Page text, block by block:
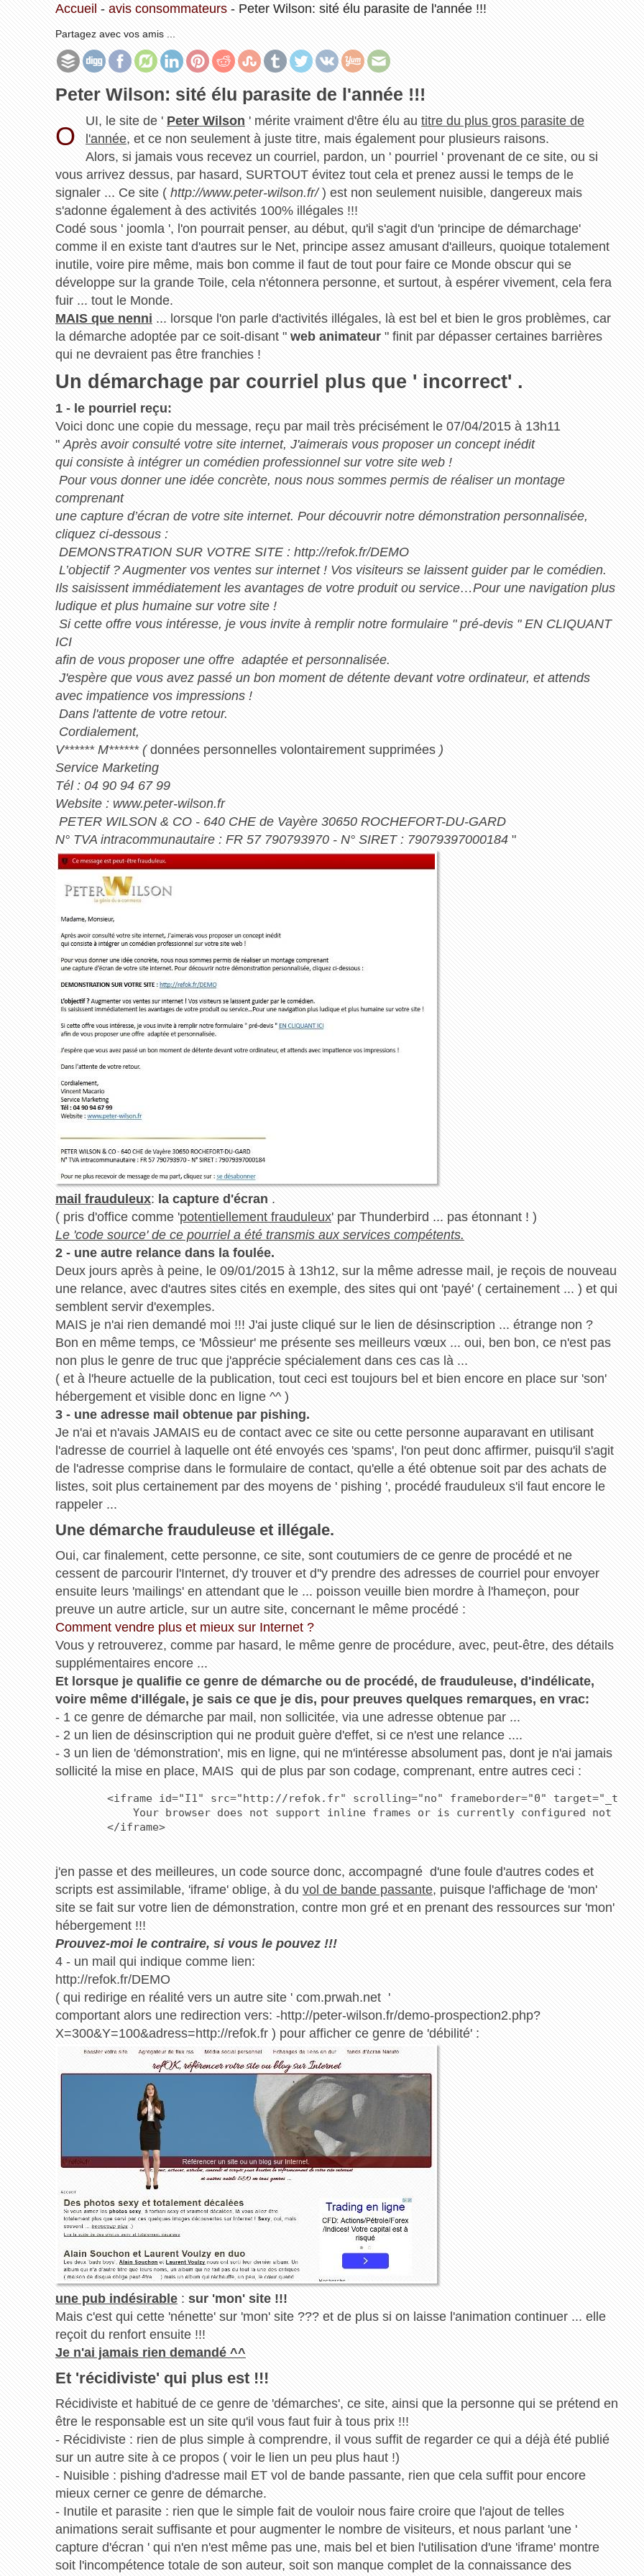
Accueil - avis consommateurs- Peter Wilson: sité élu parasite de l'année !!!
Partagez avec vos amis ...
Peter Wilson: sité élu parasite de l'année !!!
O
UI, le site de ' Peter Wilson ' mérite vraiment d'être élu au titre du plus gros parasite de
l'année, et ce non seulement à juste titre, mais également pour plusieurs raisons.
Alors, si jamais vous recevez un courriel, pardon, un ' pourriel ' provenant de ce site, ou si
vous arrivez dessus, par hasard, SURTOUT évitez tout cela et prenez aussi le temps de le
signaler ... Ce site ( http://www.peter-wilson.fr/) est non seulement nuisible, dangereux mais
s'adonne également à des activités 100% illégales !!!
Codé sous ' joomla ', l'on pourrait penser, au début, qu'il s'agit d'un 'principe de démarchage'
comme il en existe tant d'autres sur le Net, principe assez amusant d'ailleurs, quoique totalement
inutile, voire pire même, mais bon comme il faut de tout pour faire ce Monde obscur qui se
développe sur la grande Toile, cela n'étonnera personne, et surtout, à espérer vivement, cela fera
fuir ... tout le Monde.
MAIS que nenni ... lorsque l'on parle d'activités illégales, là est bel et bien le gros problèmes, car
la démarche adoptée par ce soit-disant " web animateur" finit par dépasser certaines barrières
qui ne devraient pas être franchies !
Un démarchage par courriel plus que ' incorrect' .
1 - le pourriel reçu:
Voici donc une copie du message, reçu par mail très précisément le 07/04/2015 à 13h11
" Après avoir consulté votre site internet, J'aimerais vous proposer un concept inédit
qui consiste à intégrer un comédien professionnel sur votre site web !
Pour vous donner une idée concrète, nous nous sommes permis de réaliser un montage
comprenant
une capture d’écran de votre site internet. Pour découvrir notre démonstration personnalisée,
cliquez ci-dessous :
DEMONSTRATION SUR VOTRE SITE : http://refok.fr/DEMO
L’objectif ? Augmenter vos ventes sur internet ! Vos visiteurs se laissent guider par le comédien.
Ils saisissent immédiatement les avantages de votre produit ou service…Pour une navigation plus
ludique et plus humaine sur votre site !
Si cette offre vous intéresse, je vous invite à remplir notre formulaire " pré-devis " EN CLIQUANT
ICI
afin de vous proposer une offre adaptée et personnalisée.
J'espère que vous avez passé un bon moment de détente devant votre ordinateur, et attends
avec impatience vos impressions !
Dans l'attente de votre retour.
Cordialement,
V****** M****** (données personnelles volontairement supprimées)
Service Marketing
Tél : 04 90 94 67 99
Website : www.peter-wilson.fr
PETER WILSON & CO - 640 CHE de Vayère 30650 ROCHEFORT-DU-GARD
N° TVA intracommunautaire : FR 57 790793970 - N° SIRET : 79079397000184"
mail frauduleux: la capture d'écran .
( pris d'office comme 'potentiellement frauduleux' par Thunderbird ... pas étonnant ! )
Le 'code source' de ce pourriel a été transmis aux services compétents.
2 - une autre relance dans la foulée.
Deux jours après à peine, le 09/01/2015 à 13h12, sur la même adresse mail, je reçois de nouveau
une relance, avec d'autres sites cités en exemple, des sites qui ont 'payé' ( certainement ... ) et qui
semblent servir d'exemples.
MAIS je n'ai rien demandé moi !!! J'ai juste cliqué sur le lien de désinscription ... étrange non ?
Bon en même temps, ce 'Môssieur' me présente ses meilleurs vœux ... oui, ben bon, ce n'est pas
non plus le genre de truc que j'apprécie spécialement dans ces cas là ...
( et à l'heure actuelle de la publication, tout ceci est toujours bel et bien encore en place sur 'son'
hébergement et visible donc en ligne ^^ )
3 - une adresse mail obtenue par pishing.
Je n'ai et n'avais JAMAIS eu de contact avec ce site ou cette personne auparavant en utilisant
l'adresse de courriel à laquelle ont été envoyés ces 'spams', l'on peut donc affirmer, puisqu'il s'agit
de l'adresse comprise dans le formulaire de contact, qu'elle a été obtenue soit par des achats de
listes, soit plus certainement par des moyens de ' pishing ', procédé frauduleux s'il faut encore le
rappeler ...
Une démarche frauduleuse et illégale.
Oui, car finalement, cette personne, ce site, sont coutumiers de ce genre de procédé et ne
cessent de parcourir l'Internet, d'y trouver et d''y prendre des adresses de courriel pour envoyer
ensuite leurs 'mailings' en attendant que le ... poisson veuille bien mordre à l'hameçon, pour
preuve un autre article, sur un autre site, concernant le même procédé :
Comment vendre plus et mieux sur Internet ?
Vous y retrouverez, comme par hasard, le même genre de procédure, avec, peut-être, des détails
supplémentaires encore ...
Et lorsque je qualifie ce genre de démarche ou de procédé, de frauduleuse, d'indélicate,
voire même d'illégale, je sais ce que je dis, pour preuves quelques remarques, en vrac:
- 1 ce genre de démarche par mail, non sollicitée, via une adresse obtenue par ...
- 2 un lien de désinscription qui ne produit guère d'effet, si ce n'est une relance ....
- 3 un lien de 'démonstration', mis en ligne, qui ne m'intéresse absolument pas, dont je n'ai jamais
sollicité la mise en place, MAIS qui de plus par son codage, comprenant, entre autres ceci :
<iframe id="I1" src="http://refok.fr" scrolling="no" frameborder="0" target="_top">
Your browser does not support inline frames or is currently configured not to
</iframe>
j'en passe et des meilleures, un code source donc, accompagné d'une foule d'autres codes et
scripts est assimilable, 'iframe' oblige, à du vol de bande passante, puisque l'affichage de 'mon'
site se fait sur votre lien de démonstration, contre mon gré et en prenant des ressources sur 'mon'
hébergement !!!
Prouvez-moi le contraire, si vous le pouvez !!!
4 - un mail qui indique comme lien:
http://refok.fr/DEMO
( qui redirige en réalité vers un autre site ' com.prwah.net '
comportant alors une redirection vers: -http://peter-wilson.fr/demo-prospection2.php?
X=300&Y=100&adress=http://refok.fr ) pour afficher ce genre de 'débilité' :
une pub indésirable: sur 'mon' site !!!
Mais c'est qui cette 'nénette' sur 'mon' site ??? et de plus si on laisse l'animation continuer ... elle
reçoit du renfort ensuite !!!
Je n'ai jamais rien demandé ^^
Et 'récidiviste' qui plus est !!!
Récidiviste et habitué de ce genre de 'démarches', ce site, ainsi que la personne qui se prétend en
être le responsable est un site qu'il vous faut fuir à tous prix !!!
- Récidiviste : rien de plus simple à comprendre, il vous suffit de regarder ce qui a déjà été publié
sur un autre site à ce propos ( voir le lien un peu plus haut !)
- Nuisible : pishing d'adresse mail ET vol de bande passante, rien que cela suffit pour encore
mieux cerner ce genre de démarche.
- Inutile et parasite : rien que le simple fait de vouloir nous faire croire que l'ajout de telles
animations serait suffisante et pour augmenter le nombre de visiteurs, et nous parlant 'une '
capture d'écran ' qui n'en n'est même pas une, mais bel et bien l'utilisation d'une 'iframe' montre
soit l'incompétence totale de son auteur, soit son manque complet de la connaissance des